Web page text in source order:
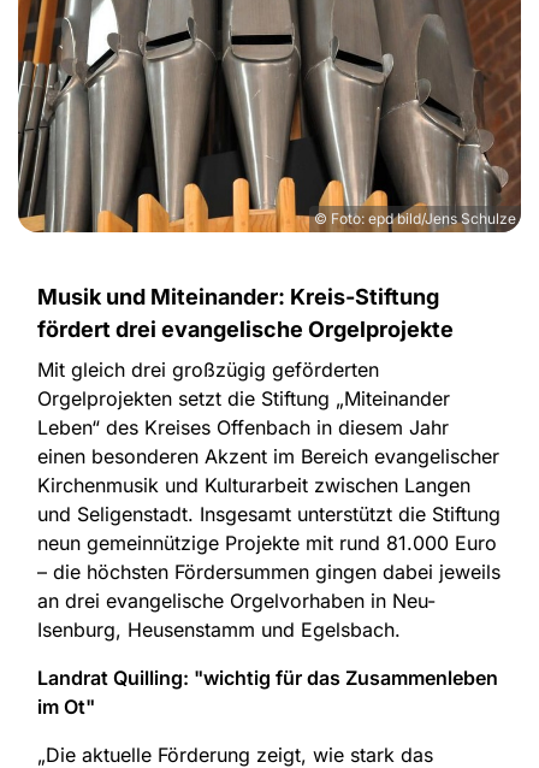
© Foto: epd bild/Jens Schulze
Musik und Miteinander: Kreis-Stiftung
fördert drei evangelische Orgelprojekte
Mit gleich drei großzügig geförderten
Orgelprojekten setzt die Stiftung „Miteinander
Leben“ des Kreises Offenbach in diesem Jahr
einen besonderen Akzent im Bereich evangelischer
Kirchenmusik und Kulturarbeit zwischen Langen
und Seligenstadt. Insgesamt unterstützt die Stiftung
neun gemeinnützige Projekte mit rund 81.000 Euro
– die höchsten Fördersummen gingen dabei jeweils
an drei evangelische Orgelvorhaben in Neu-
Isenburg, Heusenstamm und Egelsbach.
Landrat Quilling: "wichtig für das Zusammenleben
im Ot"
„Die aktuelle Förderung zeigt, wie stark das